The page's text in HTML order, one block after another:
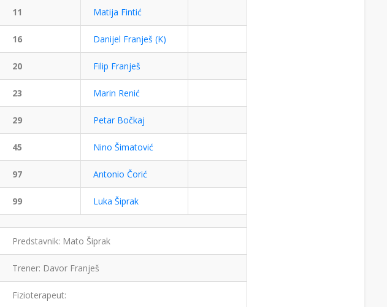
11 Matija Fintić
16 Danijel Franješ (K)
20 Filip Franješ
23 Marin Renić
29 Petar Bočkaj
45 Nino Šimatović
97 Antonio Čorić
99 Luka Šiprak
Predstavnik: Mato Šiprak
Trener: Davor Franješ
Fizioterapeut: